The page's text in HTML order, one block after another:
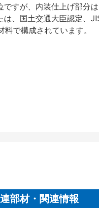
ですが、内装仕上げ部分
は、国土交通大臣認定、
で構成されています。
部材・関連情報